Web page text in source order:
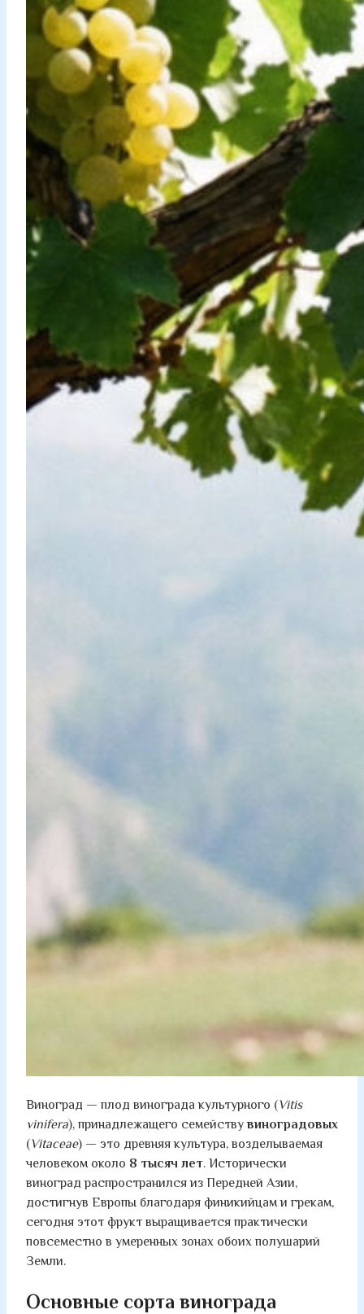
Виноград — плод винограда культурного (Vitis
vinifera), принадлежащего семействувиноградовых
(Vitaceae) — это древняя культура, возделываемая
человеком около 8 тысяч лет. Исторически
виноград распространился из Передней Азии,
достигнув Европы благодаря финикийцам и грекам,
сегодня этот фрукт выращивается практически
повсеместно в умеренных зонах обоих полушарий
Земли.
Основные сорта винограда